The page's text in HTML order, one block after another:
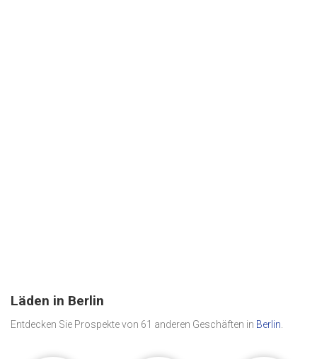
Läden in Berlin
Entdecken Sie Prospekte von 61 anderen Geschäften in Berlin